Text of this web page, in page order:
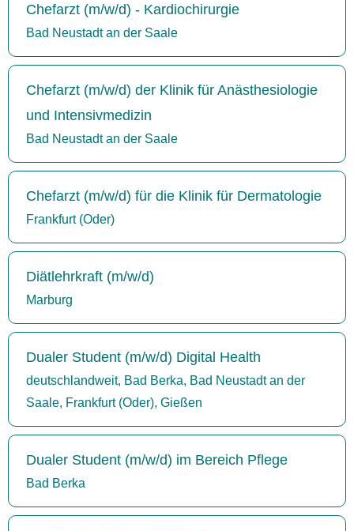
Chefarzt (m/w/d) - Kardiochirurgie
Bad Neustadt an der Saale
Chefarzt (m/w/d) der Klinik für Anästhesiologie
und Intensivmedizin
Bad Neustadt an der Saale
Chefarzt (m/w/d) für die Klinik für Dermatologie
Frankfurt (Oder)
Diätlehrkraft (m/w/d)
Marburg
Dualer Student (m/w/d) Digital Health
deutschlandweit, Bad Berka, Bad Neustadt an der
Saale, Frankfurt (Oder), Gießen
Dualer Student (m/w/d) im Bereich Pflege
Bad Berka